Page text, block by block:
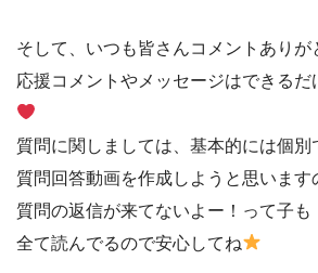
そして、いつも皆さんコメントありが
応援コメントやメッセージはできるだ
質問に関しましては、基本的には個別
質問回答動画を作成しようと思います
質問の返信が来てないよー！って子も
全て読んでるので安心してね